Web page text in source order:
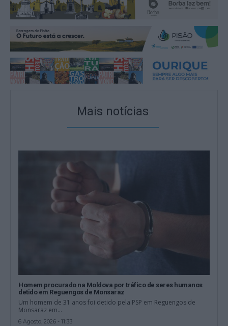
Mais notícias
Homem procurado na Moldova por tráfico de seres humanos
detido em Reguengos de Monsaraz
Um homem de 31 anos foi detido pela PSP em Reguengos de
Monsaraz em...
6 Agosto, 2026 - 11:33